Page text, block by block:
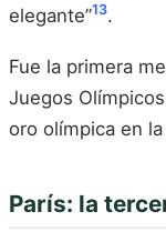
elegante”13.
Fue la primera
Juegos
oro olímpica en
París: la